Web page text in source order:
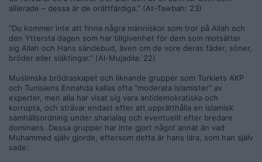
allierade – dessa är de orättfärdiga.” (At-Tawbah: 23)
”Du kommer inte att finna några människor som tror på Allah och
den Yttersta dagen som har tillgivenhet för dem som motsätter
sig Allah och Hans sändebud, även om de vore deras fäder, söner,
bröder eller släktingar.” (Al-Mujadila: 22)
Muslimska brödraskapet och liknande grupper som Turkiets AKP
och Tunisiens Ennahda kallas ofta ”moderata islamister” av
experter, men alla har visat sig vara antidemokratiska och
korrupta, och strävar endast efter att upprätthålla en islamisk
samhällsordning under sharialag och eventuellt efter bredare
dominans. Dessa grupper har inte gjort något annat än vad
Muhammed själv gjorde, eftersom detta är hans lära, som han själv
sade: